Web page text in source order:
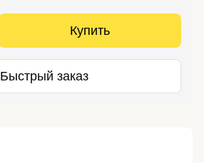
Купить
Быстрый заказ